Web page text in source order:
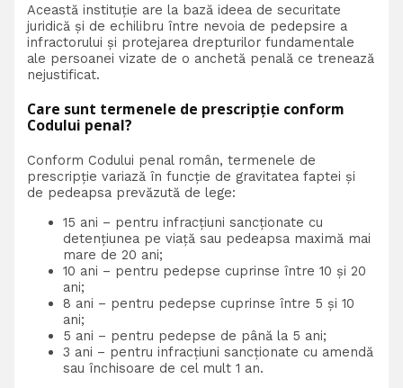
Această instituție are la bază ideea de securitate
juridică și de echilibru între nevoia de pedepsire a
infractorului și protejarea drepturilor fundamentale
ale persoanei vizate de o anchetă penală ce trenează
nejustificat.
Care sunt termenele de prescripție conform
Codului penal?
Conform Codului penal român, termenele de
prescripție variază în funcție de gravitatea faptei și
de pedeapsa prevăzută de lege:
15 ani – pentru infracțiuni sancționate cu
detențiunea pe viață sau pedeapsa maximă mai
mare de 20 ani;
10 ani – pentru pedepse cuprinse între 10 și 20
ani;
8 ani – pentru pedepse cuprinse între 5 și 10
ani;
5 ani – pentru pedepse de până la 5 ani;
3 ani – pentru infracțiuni sancționate cu amendă
sau închisoare de cel mult 1 an.